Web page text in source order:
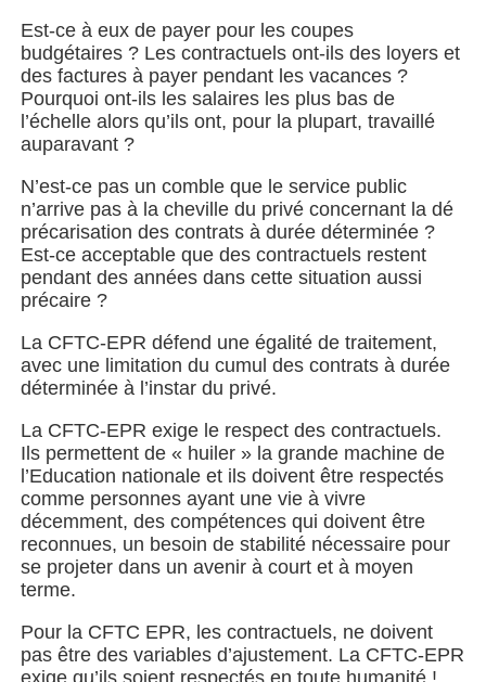
Est-ce à eux de payer pour les coupes
budgétaires ? Les contractuels ont-ils des loyers et
des factures à payer pendant les vacances ?
Pourquoi ont-ils les salaires les plus bas de
l’échelle alors qu’ils ont, pour la plupart, travaillé
auparavant ?
N’est-ce pas un comble que le service public
n’arrive pas à la cheville du privé concernant la dé
précarisation des contrats à durée déterminée ?
Est-ce acceptable que des contractuels restent
pendant des années dans cette situation aussi
précaire ?
La CFTC-EPR défend une égalité de traitement,
avec une limitation du cumul des contrats à durée
déterminée à l’instar du privé.
La CFTC-EPR exige le respect des contractuels.
Ils permettent de « huiler » la grande machine de
l’Education nationale et ils doivent être respectés
comme personnes ayant une vie à vivre
décemment, des compétences qui doivent être
reconnues, un besoin de stabilité nécessaire pour
se projeter dans un avenir à court et à moyen
terme.
Pour la CFTC EPR, les contractuels, ne doivent
pas être des variables d’ajustement. La CFTC-EPR
exige qu’ils soient respectés en toute humanité !